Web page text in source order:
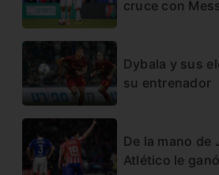
cruce con
Dybala y sus
su entrenador
De la mano de
Atlético le